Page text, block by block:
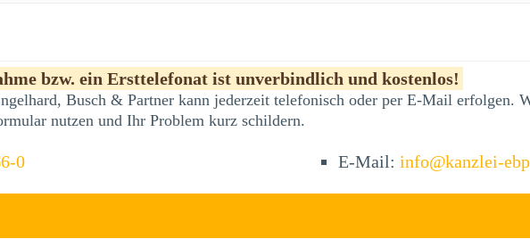
bzw. ein Ersttelefonat ist unverbindlich und kostenlos!
Busch & Partner kann jederzeit telefonisch oder per E-Mail erfolgen.
nutzen und Ihr Problem kurz schildern.
0 E-Mail: info@kanzlei-